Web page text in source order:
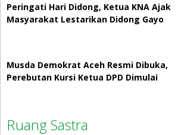
Peringati Hari Didong, Ketua KNA Ajak
Masyarakat Lestarikan Didong Gayo
Musda Demokrat Aceh Resmi Dibuka,
Perebutan Kursi Ketua DPD Dimulai
Ruang Sastra